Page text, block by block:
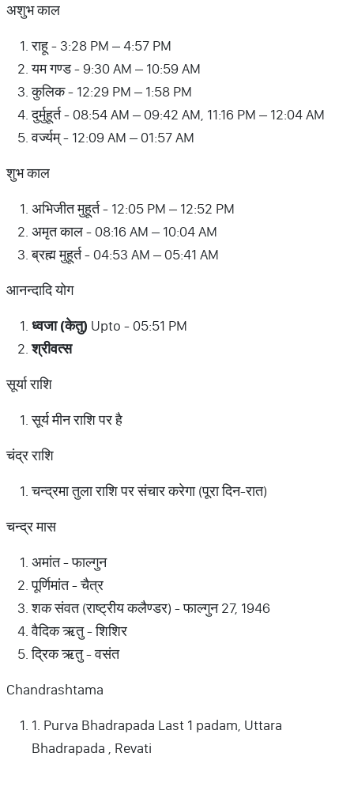
अशुभ काल
राहू - 3:28 PM – 4:57 PM
यम गण्ड - 9:30 AM – 10:59 AM
कुलिक - 12:29 PM – 1:58 PM
दुर्मुहूर्त - 08:54 AM – 09:42 AM, 11:16 PM – 12:04 AM
वर्ज्यम् - 12:09 AM – 01:57 AM
शुभ काल
अभिजीत मुहूर्त - 12:05 PM – 12:52 PM
अमृत काल - 08:16 AM – 10:04 AM
ब्रह्म मुहूर्त - 04:53 AM – 05:41 AM
आनन्दादि योग
ध्वजा (केतु) Upto - 05:51 PM
श्रीवत्स
सूर्या राशि
सूर्य मीन राशि पर है
चंद्र राशि
चन्द्रमा तुला राशि पर संचार करेगा (पूरा दिन-रात)
चन्द्र मास
अमांत - फाल्गुन
पूर्णिमांत - चैत्र
शक संवत (राष्ट्रीय कलैण्डर) - फाल्गुन 27, 1946
वैदिक ऋतु - शिशिर
द्रिक ऋतु - वसंत
Chandrashtama
1. Purva Bhadrapada Last 1 padam, Uttara
Bhadrapada , Revati